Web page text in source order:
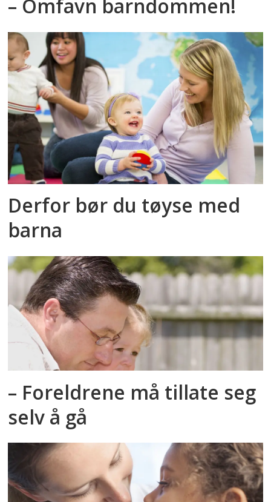
– Omfavn barndommen!
Derfor bør du tøyse med
barna
– Foreldrene må tillate seg
selv å gå